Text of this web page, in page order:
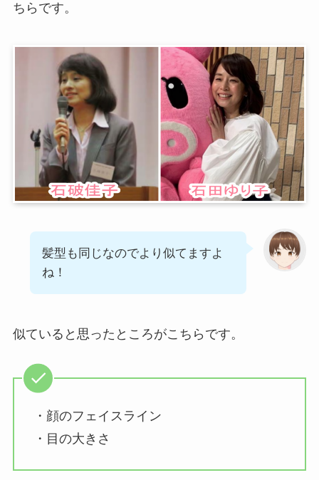
ちらです。
髪型も同じなのでより似てますよ
ね！
似ていると思ったところがこちらです。
・顔のフェイスライン
・目の大きさ